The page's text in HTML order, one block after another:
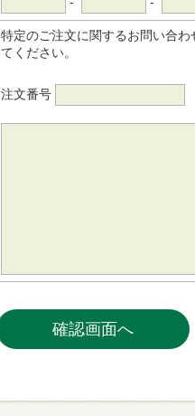
特定のご注文に関するお問い合
てください。
注文番号